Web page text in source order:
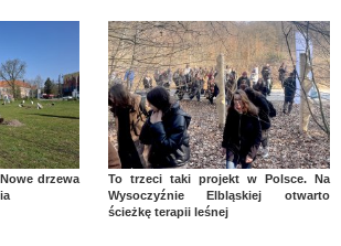
drzewa
To trzeci taki projekt w Polsce. Na
Wysoczyźnie Elbląskiej otwarto
ścieżkę terapii leśnej